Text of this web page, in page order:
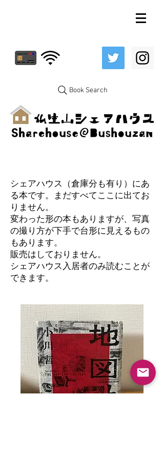
Book Search
シェアハウス（倉庫分も有り）にあ
る本です。まだすべてここに出てお
りません。
変わった形の本もありますが、写真
の撮り方が下手で台形に見えるもの
もあります。
​販売はしておりません。
シェアハウス入居者のみ読むことが
できます。